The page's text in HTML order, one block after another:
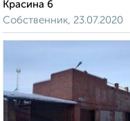
Красина 6
Собственник, 23.07.2020